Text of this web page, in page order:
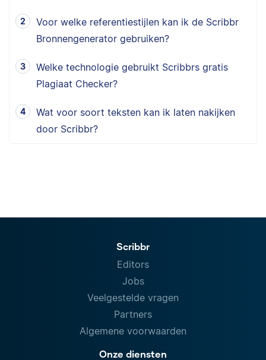
Voor welke referentiestijlen kan ik de Scribbr
Bronnengenerator gebruiken?
Welke technologie gebruikt Scribbrs gratis
Plagiaat Checker?
Wat voor soort teksten kan ik laten nakijken
door Scribbr?
Scribbr
Editors
Jobs
Veelgestelde vragen
Partners
Algemene voorwaarden
Onze diensten